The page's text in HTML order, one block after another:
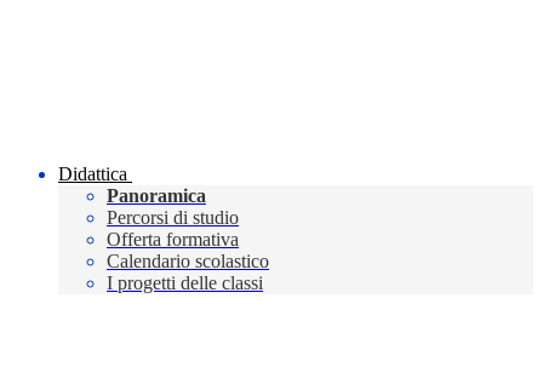
Didattica
Panoramica
Percorsi di studio
Offerta formativa
Calendario scolastico
I progetti delle classi